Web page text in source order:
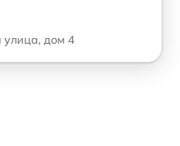
улица, дом 4